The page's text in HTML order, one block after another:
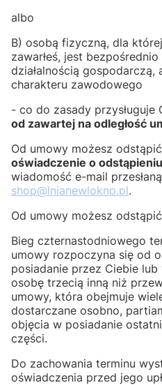
albo
B) osobą fizyczną, dla
zawarłeś, jest
działalnością gospodarczą,
charakteru zawodowego
- co do zasady przysługuje
od zawartej na odległość
Od umowy możesz
oświadczenie o
wiadomość e-mail
shop@lnianewlokno.pl.
Od umowy możesz
Bieg czternastodniowego
umowy rozpoczyna się od
posiadanie przez Ciebie
osobę trzecią inną niż
umowy, która obejmuje
dostarczane osobno,
objęcia w posiadanie
części.
Do zachowania terminu
oświadczenia przed jego